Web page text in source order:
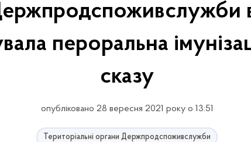
в
пероральна
сказу
опубліковано 28 вересня 2021 року о 13:51
Територіальні органи Держпродспоживслужби